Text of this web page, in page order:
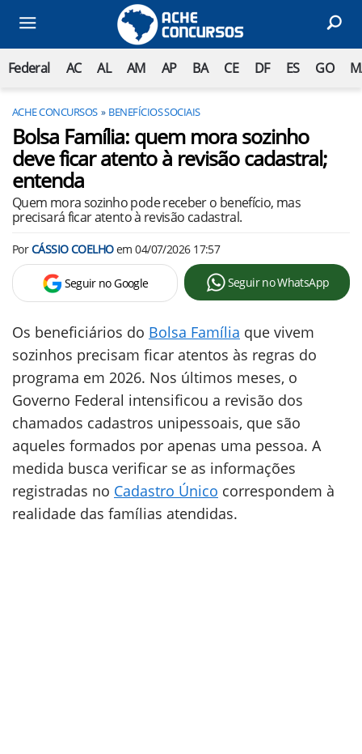
Federal AC AL AM AP BA CE DF ES GO
ACHE CONCURSOS BENEFÍCIOS SOCIAIS
Bolsa Família: quem mora sozinho
deve ficar atento à revisão cadastral;
entenda
Quem mora sozinho pode receber o benefício, mas
precisará ficar atento à revisão cadastral.
PorCÁSSIO COELHOem04/07/2026 17:57
Seguir no Google Seguir no WhatsApp
Os beneficiários do Bolsa Família que vivem
sozinhos precisam ficar atentos às regras do
programa em 2026. Nos últimos meses, o
Governo Federal intensificou a revisão dos
chamados cadastros unipessoais, que são
aqueles formados por apenas uma pessoa. A
medida busca verificar se as informações
registradas no Cadastro Único correspondem à
realidade das famílias atendidas.